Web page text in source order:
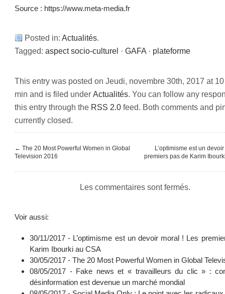
Source : https://www.meta-media.fr
Posted in: Actualités.
Tagged: aspect socio-culturel · GAFA · plateforme
This entry was posted on Jeudi, novembre 30th, 2017 at
min and is filed under Actualités. You can follow any
this entry through the RSS 2.0 feed. Both comments and
currently closed.
← The 20 Most Powerful Women in Global
Television 2016
L’optimisme est un
premiers pas de Karim
Les commentaires sont fermés.
Voir aussi:
30/11/2017 - L’optimisme est un devoir moral ! Les
Karim Ibourki au CSA
30/05/2017 - The 20 Most Powerful Women in Global
08/05/2017 - Fake news et « travailleurs du clic » :
désinformation est devenue un marché mondial